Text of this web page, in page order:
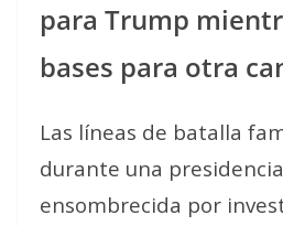
para Trump
bases para otra
Las líneas de batalla
durante una
ensombrecida por